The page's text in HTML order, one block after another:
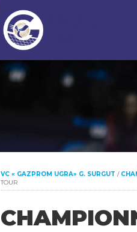
VC « GAZPROM UGRA» G. SURGUT /
TOUR